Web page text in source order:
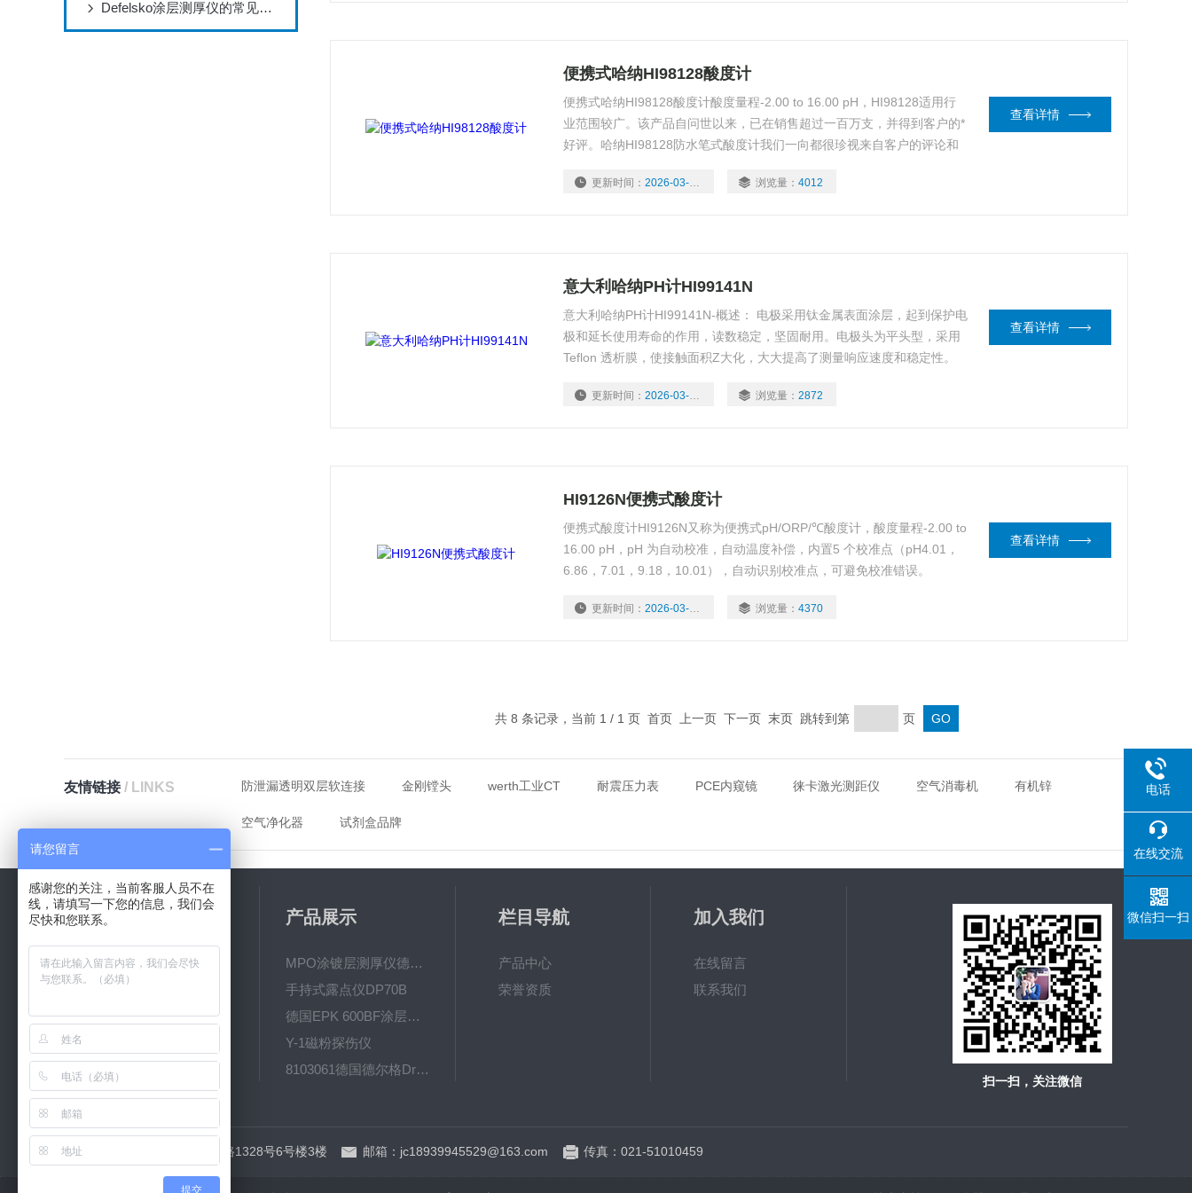
Defelsko涂层测厚仪的常见应用有哪些？
便携式哈纳HI98128酸度计
便携式哈纳HI98128酸度计酸度量程-2.00 to 16.00 pH，HI98128适用行
业范围较广。该产品自问世以来，已在销售超过一百万支，并得到客户的*
好评。哈纳HI98128防水笔式酸度计我们一向都很珍视来自客户的评论和
更新时间：2026-03-02 浏览量：4012
查看详情
意大利哈纳PH计HI99141N
意大利哈纳PH计HI99141N-概述： 电极采用钛金属表面涂层，起到保护电
极和延长使用寿命的作用，读数稳定，坚固耐用。电极头为平头型，采用
Teflon 透析膜，使接触面积Z大化，大大提高了测量响应速度和稳定性。
更新时间：2026-03-02 浏览量：2872
查看详情
HI9126N便携式酸度计
便携式酸度计HI9126N又称为便携式pH/ORP/℃酸度计，酸度量程-2.00 to
16.00 pH，pH 为自动校准，自动温度补偿，内置5 个校准点（pH4.01，
6.86，7.01，9.18，10.01），自动识别校准点，可避免校准错误。
保测量的精度和准确性。
更新时间：2026-03-02 浏览量：4370
查看详情
共 8 条记录，当前 1 / 1 页 首页 上一页 下一页 末页 跳转到第 页
友情链接/ LINKS 防泄漏透明双层软连接 金刚镗头 werth工业CT 耐震压力表 PCE内窥镜 徕卡激光测距仪 空气消毒机 有机锌
空气净化器 试剂盒品牌
公司简介
新闻动态
技术文章
产品展示
MPO涂镀层测厚仪德国菲希尔FISCHER
手持式露点仪DP70B
德国EPK 600BF涂层测厚仪
Y-1磁粉探伤仪
8103061德国德尔格Dräger检测管
栏目导航
产品中心
荣誉资质
加入我们
在线留言
联系我们
扫一扫，关注微信
地址：上海市宝山区逸仙路1328号6号楼3楼 邮箱：jc18939945529@163.com 传真：021-51010459
电话
在线交流
微信扫一扫
请您留言
感谢您的关注，当前客服人员不在
线，请填写一下您的信息，我们会
尽快和您联系。
提交